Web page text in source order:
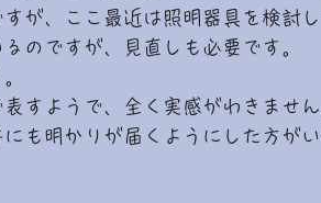
が、ここ最近は照明器具を検討し
のですが、見直しも必要です。
すようで、全く実感がわきません
も明かりが届くようにした方がい